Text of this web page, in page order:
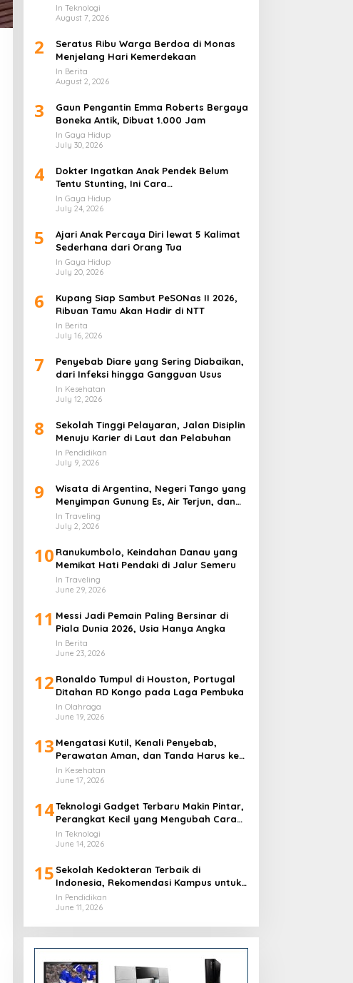
Lapis
In Teknologi
August 7, 2026
2
Seratus Ribu Warga Berdoa di Monas
Menjelang Hari Kemerdekaan
In Berita
August 2, 2026
3
Gaun Pengantin Emma Roberts Bergaya
Boneka Antik, Dibuat 1.000 Jam
In Gaya Hidup
July 30, 2026
4
Dokter Ingatkan Anak Pendek Belum
Tentu Stunting, Ini Cara
Membedakannya
In Gaya Hidup
July 24, 2026
5
Ajari Anak Percaya Diri lewat 5 Kalimat
Sederhana dari Orang Tua
In Gaya Hidup
July 20, 2026
6
Kupang Siap Sambut PeSONas II 2026,
Ribuan Tamu Akan Hadir di NTT
In Berita
July 16, 2026
7
Penyebab Diare yang Sering Diabaikan,
dari Infeksi hingga Gangguan Usus
In Kesehatan
July 12, 2026
8
Sekolah Tinggi Pelayaran, Jalan Disiplin
Menuju Karier di Laut dan Pelabuhan
In Pendidikan
July 9, 2026
9
Wisata di Argentina, Negeri Tango yang
Menyimpan Gunung Es, Air Terjun, dan
Kota Penuh Warna
In Traveling
July 2, 2026
10 Ranukumbolo, Keindahan Danau yang
Memikat Hati Pendaki di Jalur Semeru
In Traveling
June 29, 2026
11 Messi Jadi Pemain Paling Bersinar di
Piala Dunia 2026, Usia Hanya Angka
In Berita
June 23, 2026
12 Ronaldo Tumpul di Houston, Portugal
Ditahan RD Kongo pada Laga Pembuka
In Olahraga
June 19, 2026
13 Mengatasi Kutil, Kenali Penyebab,
Perawatan Aman, dan Tanda Harus ke
Dokter
In Kesehatan
June 17, 2026
14Teknologi Gadget Terbaru Makin Pintar,
Perangkat Kecil yang Mengubah Cara
Hidup Harian
In Teknologi
June 14, 2026
15 Sekolah Kedokteran Terbaik di
Indonesia, Rekomendasi Kampus untuk
Calon Dokter
In Pendidikan
June 11, 2026